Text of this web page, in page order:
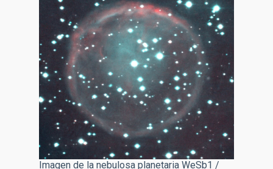
Imagen de la nebulosa planetaria WeSb1 /